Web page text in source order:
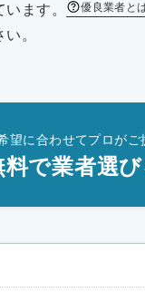
ます。 優良業者と
。
望に合わせてプロがご
料で業者選